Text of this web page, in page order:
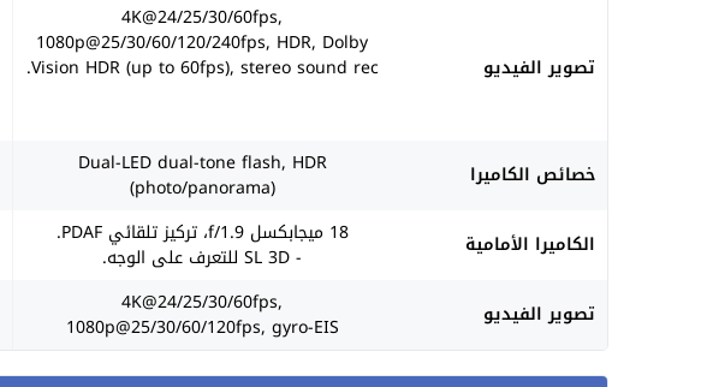
تصوير الفيديو
4K@24/25/30/60fps,
1080p@25/30/60/120/240fps, HDR, Dolby
Vision HDR (up to 60fps), stereo sound rec.
خصائص الكاميرا
Dual-LED dual-tone flash, HDR
(photo/panorama)
الكاميرا الأمامية
18 ميجابكسل f/1.9، تركيز تلقائي PDAF.
- SL 3D للتعرف على الوجه.
تصوير الفيديو
4K@24/25/30/60fps,
1080p@25/30/60/120fps, gyro-EIS